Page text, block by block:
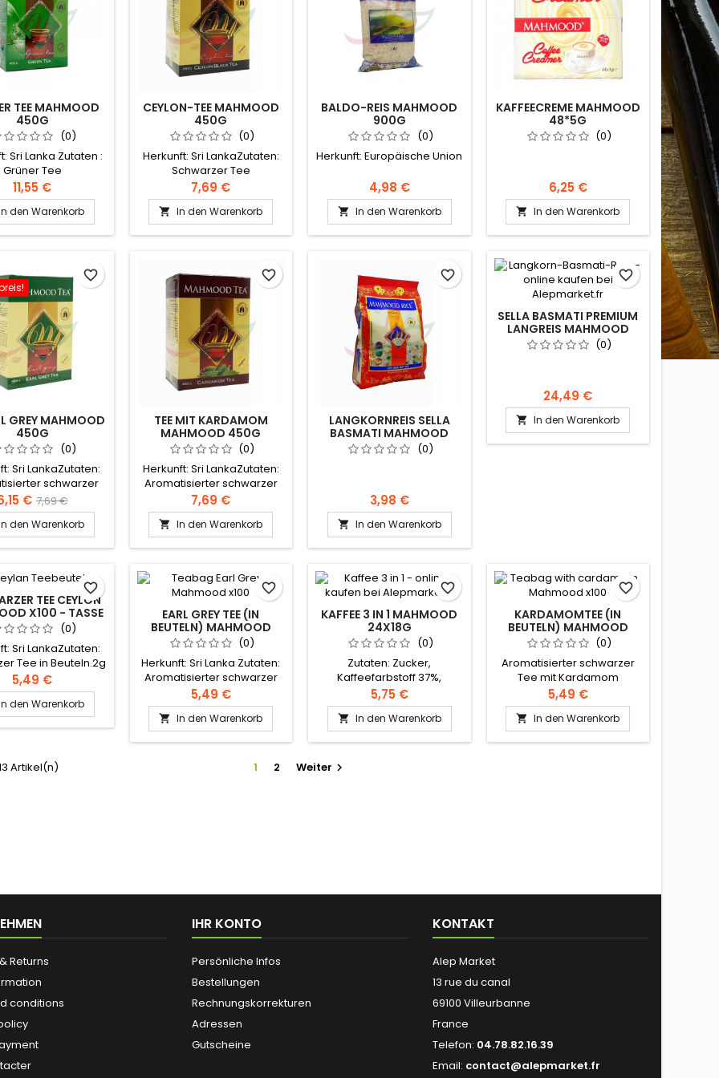
TEE MAHMOOD
450G
(0)
Sri Lanka Zutaten :
Grüner Tee
11,55 €
den Warenkorb
CEYLON-TEE MAHMOOD
450G
(0)
Herkunft: Sri LankaZutaten:
Schwarzer Tee
7,69 €
 In den Warenkorb
BALDO-REIS MAHMOOD
900G
(0)
Herkunft: Europäische Union
4,98 €
 In den Warenkorb
KAFFEECREME MAHMOOD
48*5G
(0)
6,25 €
 In den Warenkorb
GREY MAHMOOD
450G
(0)
Sri LankaZutaten:
schwarzer
Tee
€ 7,69 €
den Warenkorb
favorite_border
TEE MIT KARDAMOM
MAHMOOD 450G
(0)
Herkunft: Sri LankaZutaten:
Aromatisierter schwarzer
Tee mit Kardamon
7,69 €
 In den Warenkorb
favorite_border
LANGKORNREIS SELLA
BASMATI MAHMOOD
900G
(0)
3,98 €
 In den Warenkorb
favorite_border
SELLA BASMATI PREMIUM
LANGREIS MAHMOOD
4.5KG
(0)
24,49 €
 In den Warenkorb
favorite_border
TEE CEYLON
X100 - TASSE
GRATIS (0)
Sri LankaZutaten:
Tee in Beuteln.2g
Beutel
5,49 €
den Warenkorb
favorite_border
EARL GREY TEE (IN
BEUTELN) MAHMOOD
X100
(0)
Herkunft: Sri Lanka Zutaten:
Aromatisierter schwarzer
Tee 2g Beutel
5,49 €
 In den Warenkorb
favorite_border
KAFFEE 3 IN 1 MAHMOOD
24X18G
(0)
Zutaten: Zucker,
Kaffeefarbstoff 37%,
Glukosesirup, vollständig
hydriertes Pflanzenöl
(Kokosnuss), Milcheiweiß,
Stabilisatoren, Emulgatoren,
5,75 €
 In den Warenkorb
favorite_border
KARDAMOMTEE (IN
BEUTELN) MAHMOOD
X100
(0)
Aromatisierter schwarzer
Tee mit Kardamom
Herkunft: Sri Lanka Zutaten:
Schwarzer Tee, Kardamom.
2g Beutel
5,49 €
 In den Warenkorb
favorite_border
Artikel(n) 1 2 Weiter 
Returns
conditions
IHR KONTO
Persönliche Infos
Bestellungen
Rechnungskorrekturen
Adressen
Gutscheine
KONTAKT
Alep Market
13 rue du canal
69100 Villeurbanne
France
Telefon: 04.78.82.16.39
Email: contact@alepmarket.fr